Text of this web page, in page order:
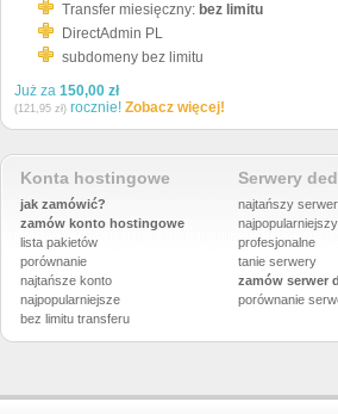
Transfer miesięczny: bez limitu
DirectAdmin PL
subdomeny bez limitu
Już za 150,00 zł
(121,95 zł) rocznie! Zobacz więcej!
Konta hostingowe
jak zamówić?
zamów konto hostingowe
lista pakietów
porównanie
najtańsze konto
najpopularniejsze
bez limitu transferu
Serwery
najtańszy serwer
najpopularniejszy
profesjonalne
tanie serwery
zamów serwer
porównanie